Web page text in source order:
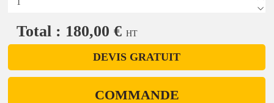
Total : 180,00 € HT
DEVIS GRATUIT
COMMANDE